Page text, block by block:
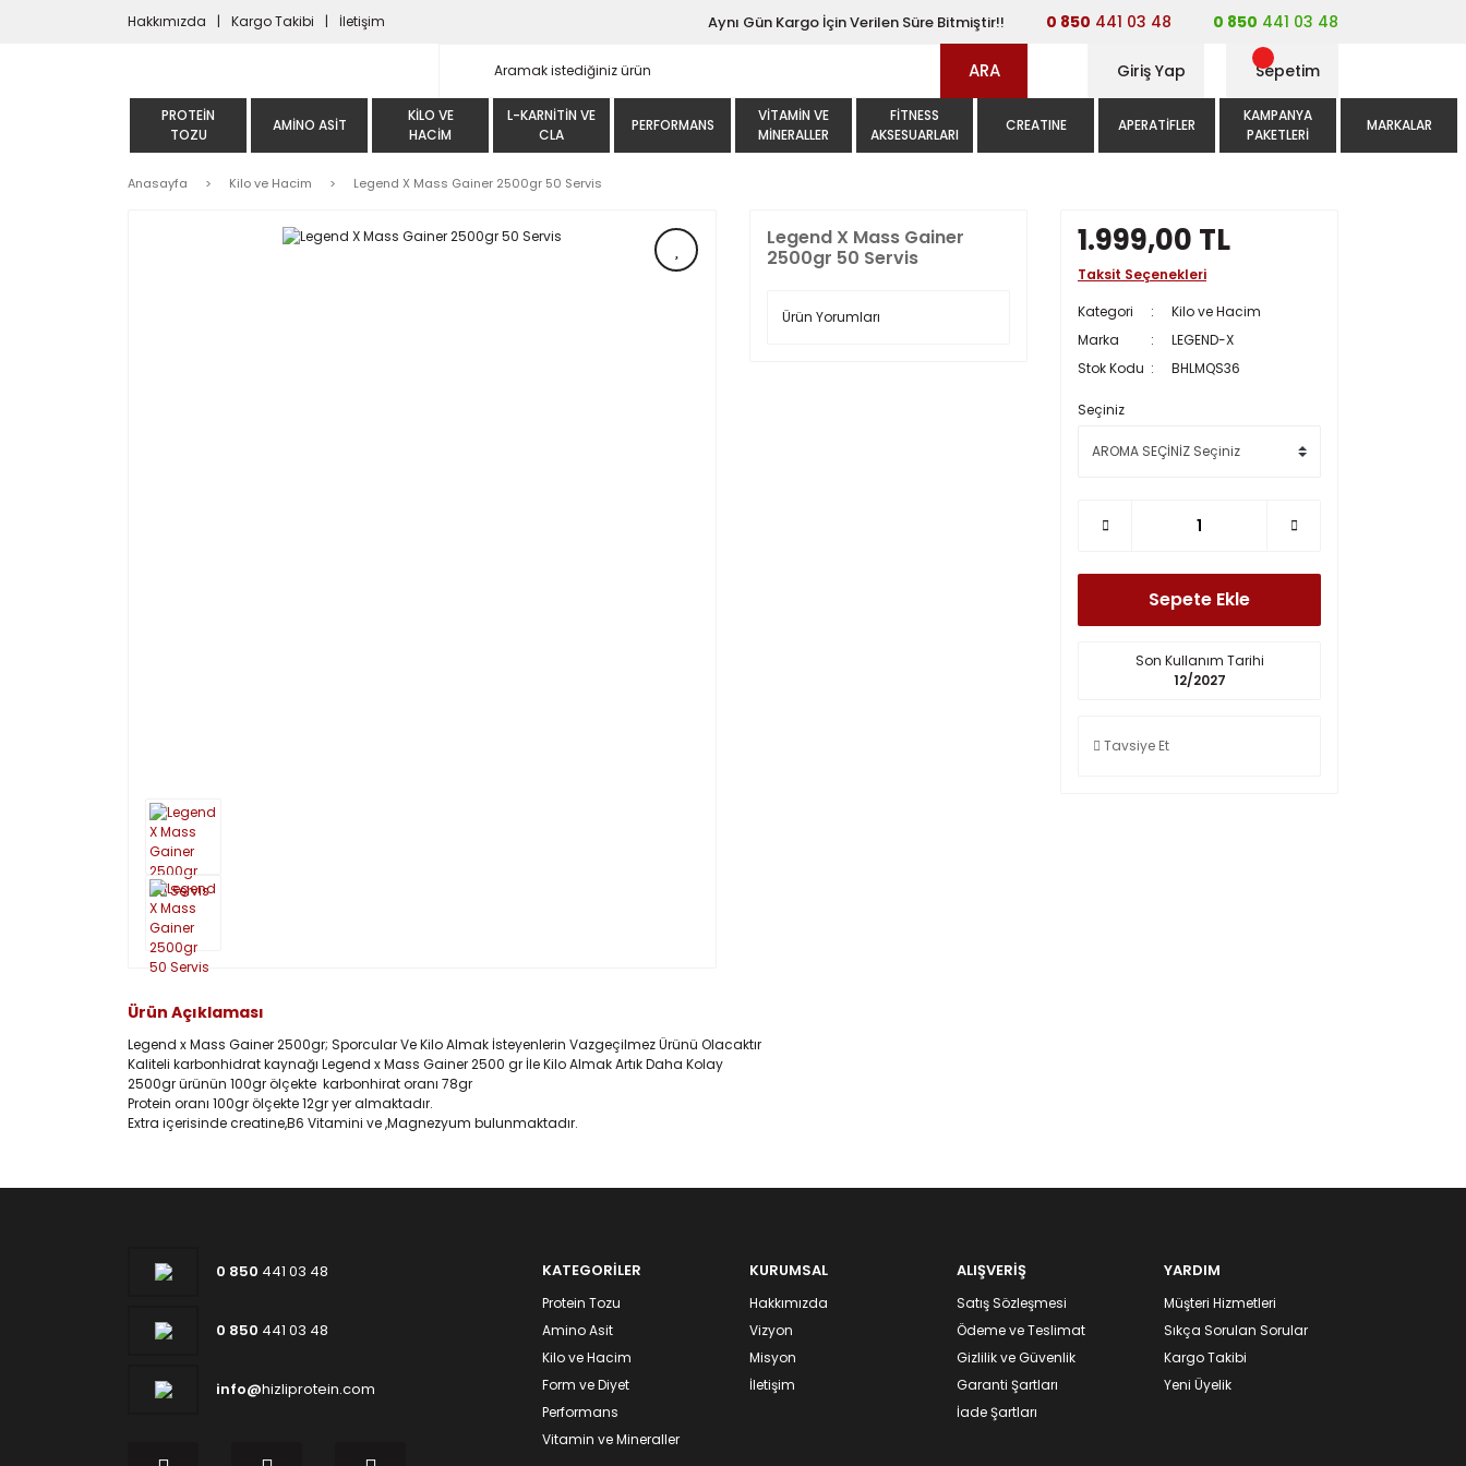
Hakkımızda Kargo Takibi İletişim Aynı Gün Kargo İçin Verilen Süre Bitmiştir!! 0 850 441 03 48 0 850 441 03 48
ARA Giriş Yap Sepetim
PROTEIN
TOZU
AMINO ASIT
KILO VE
HACIM
L-KARNITIN VE
CLA
PERFORMANS
VITAMIN VE
MINERALLER
FITNESS
AKSESUARLARI
CREATINE APERATIFLER
KAMPANYA
PAKETLERI
MARKALAR
Anasayfa Kilo ve Hacim Legend X Mass Gainer 2500gr 50 Servis
Legend X Mass Gainer
2500gr 50 Servis
Ürün Yorumları
1.999,00 TL
Taksit Seçenekleri
Kategori
Kilo ve Hacim
Marka
LEGEND-X
Stok Kodu
BHLMQS36
Seçiniz
Sepete Ekle
Son Kullanım Tarihi
12/2027
Tavsiye Et
Ürün Açıklaması
Legend x Mass Gainer 2500gr; Sporcular Ve Kilo Almak İsteyenlerin Vazgeçilmez Ürünü Olacaktır
Kaliteli karbonhidrat kaynağı Legend x Mass Gainer 2500 gr İle Kilo Almak Artık Daha Kolay
2500gr ürünün 100gr ölçekte karbonhirat oranı 78gr
Protein oranı 100gr ölçekte 12gr yer almaktadır.
Extra içerisinde creatine,B6 Vitamini ve ,Magnezyum bulunmaktadır.
0 850 441 03 48
0 850 441 03 48
info@hizliprotein.com
KATEGORİLER
Protein Tozu
Amino Asit
Kilo ve Hacim
Form ve Diyet
Performans
Vitamin ve Mineraller
KURUMSAL
Hakkımızda
Vizyon
Misyon
İletişim
ALIŞVERİŞ
Satış Sözleşmesi
Ödeme ve Teslimat
Gizlilik ve Güvenlik
Garanti Şartları
İade Şartları
YARDIM
Müşteri Hizmetleri
Sıkça Sorulan Sorular
Kargo Takibi
Yeni Üyelik